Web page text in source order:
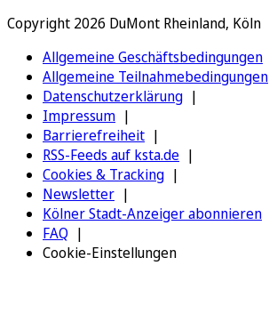
Copyright 2026 DuMont Rheinland, Köln
Allgemeine Geschäftsbedingungen
Allgemeine Teilnahmebedingungen
Datenschutzerklärung
Impressum
Barrierefreiheit
RSS-Feeds auf ksta.de
Cookies & Tracking
Newsletter
Kölner Stadt-Anzeiger abonnieren
FAQ
Cookie-Einstellungen